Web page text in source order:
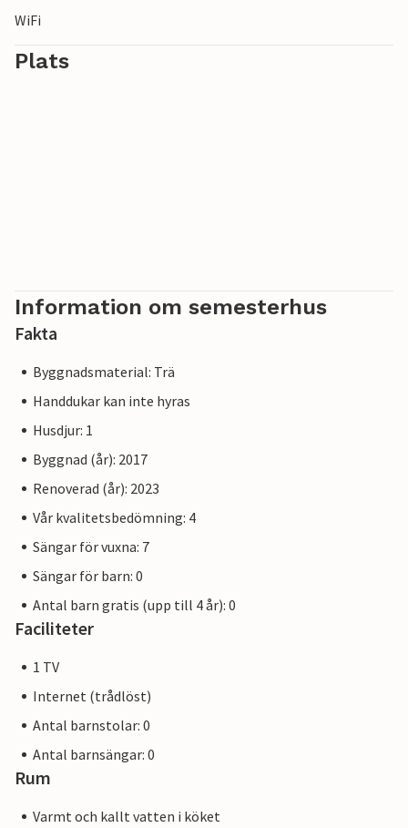
WiFi
Plats
Information om semesterhus
Fakta
Byggnadsmaterial: Trä
Handdukar kan inte hyras
Husdjur: 1
Byggnad (år): 2017
Renoverad (år): 2023
Vår kvalitetsbedömning: 4
Sängar för vuxna: 7
Sängar för barn: 0
Antal barn gratis (upp till 4 år): 0
Faciliteter
1 TV
Internet (trådlöst)
Antal barnstolar: 0
Antal barnsängar: 0
Rum
Varmt och kallt vatten i köket